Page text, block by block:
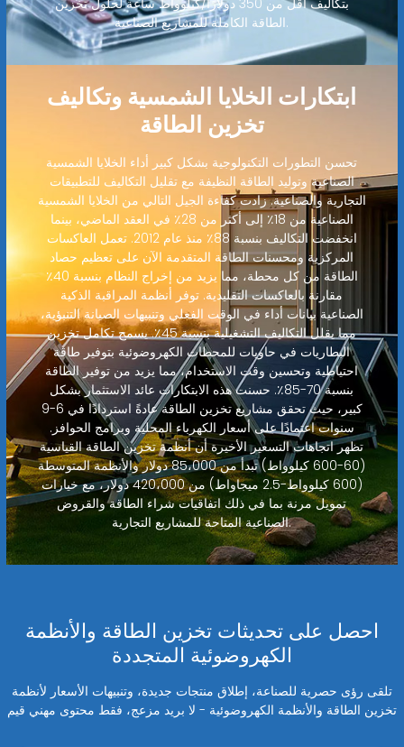
بتكاليف أقل من 350 دولارًا/كيلوواط ساعة لحلول تخزين
الطاقة الكاملة للمشاريع الصناعية.
ابتكارات الخلايا الشمسية وتكاليف
تخزين الطاقة
تحسن التطورات التكنولوجية بشكل كبير أداء الخلايا الشمسية
الصناعية وتوليد الطاقة النظيفة مع تقليل التكاليف للتطبيقات
التجارية والصناعية. زادت كفاءة الجيل التالي من الخلايا الشمسية
الصناعية من 18٪ إلى أكثر من 28٪ في العقد الماضي، بينما
انخفضت التكاليف بنسبة 88٪ منذ عام 2012. تعمل العاكسات
المركزية ومحسنات الطاقة المتقدمة الآن على تعظيم حصاد
الطاقة من كل محطة، مما يزيد من إخراج النظام بنسبة 40٪
مقارنة بالعاكسات التقليدية. توفر أنظمة المراقبة الذكية
الصناعية بيانات أداء في الوقت الفعلي وتنبيهات الصيانة التنبؤية،
مما يقلل التكاليف التشغيلية بنسبة 45٪. يسمح تكامل تخزين
البطاريات في حاويات للمحطات الكهروضوئية بتوفير طاقة
احتياطية وتحسين وقت الاستخدام، مما يزيد من توفير الطاقة
بنسبة 70-85٪. حسنت هذه الابتكارات عائد الاستثمار بشكل
كبير، حيث تحقق مشاريع تخزين الطاقة عادةً استردادًا في 6-9
سنوات اعتمادًا على أسعار الكهرباء المحلية وبرامج الحوافز.
تظهر اتجاهات التسعير الأخيرة أن أنظمة تخزين الطاقة القياسية
(60-600 كيلوواط) تبدأ من 85،000 دولار والأنظمة المتوسطة
(600 كيلوواط-2.5 ميجاواط) من 420،000 دولار، مع خيارات
تمويل مرنة بما في ذلك اتفاقيات شراء الطاقة والقروض
الصناعية المتاحة للمشاريع التجارية.
احصل على تحديثات تخزين الطاقة والأنظمة
الكهروضوئية المتجددة
تلقى رؤى حصرية للصناعة، إطلاق منتجات جديدة، وتنبيهات الأسعار لأنظمة
تخزين الطاقة والأنظمة الكهروضوئية - لا بريد مزعج، فقط محتوى مهني قيم